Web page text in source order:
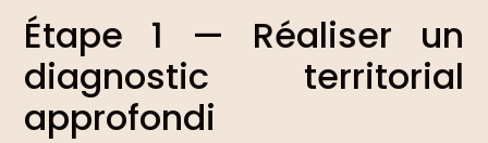
Étape 1 — Réaliser un
diagnostic territorial
approfondi